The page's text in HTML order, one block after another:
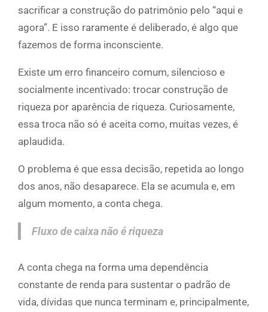
sacrificar a construção do patrimônio pelo “aqui e
agora”. E isso raramente é deliberado, é algo que
fazemos de forma inconsciente.
Existe um erro financeiro comum, silencioso e
socialmente incentivado: trocar construção de
riqueza por aparência de riqueza. Curiosamente,
essa troca não só é aceita como, muitas vezes, é
aplaudida.
O problema é que essa decisão, repetida ao longo
dos anos, não desaparece. Ela se acumula e, em
algum momento, a conta chega.
Fluxo de caixa não é riqueza
A conta chega na forma uma dependência
constante de renda para sustentar o padrão de
vida, dívidas que nunca terminam e, principalmente,